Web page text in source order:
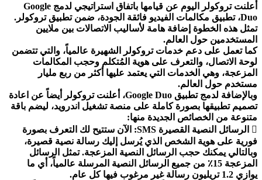
أعلنت تروكولر اليوم عن قيامها باتفاق استراتيجي لدمج Google
Duo، تطبيق مكالمات الفيديو فائقة الجودة، ضمن تطبيق تروكولر.
تمثل هذه الخطوة إضافة هامة لأساليب الاتصالات بين ملايين
المستخدمين حول العالم.
كما تعمل على دعم خدمات تروكولر الشهيرة عالمياً، والتي تتضمن
لوحة الاتصال، والتعرف على هوية المُتكلم وحجب المكالمات
المزعجة، وهي الخدمات التي يعتمد عليها أكثر من ربع مليار
مستخدم حول العالم.
وبالإضافة لدمج تطبيق Google Duo، أعلنت تروكولر أيضاً عن اعادة
تصميم تطبيقها بصورة كاملة على منصة تشغيل اندرويد، ليضم باقة
متنوعة من الخصائص الجديدة منها:
 الرسائل النصية القصيرة SMS: الآن ستتيح لك التعرف بصورة
فورية على هوية الشخص الذي يُرسل إليك رسالة نصية قصيرة،
وبالتالي يمكنك حجب الرسائل النصية المزعجة. تمثل الرسائل
المزعجة 15٪ من جميع الرسائل النصية المرسلة عالمياً، أي ما
يوازي 1.2 تريليون رسالة غير مرغوب فيها كل عام.